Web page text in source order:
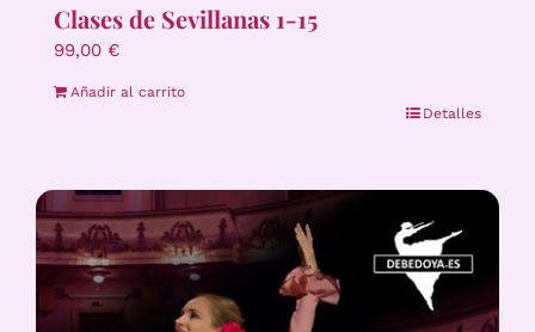
Clases de Sevillanas 1-15
99,00 €
Añadir al carrito
Detalles